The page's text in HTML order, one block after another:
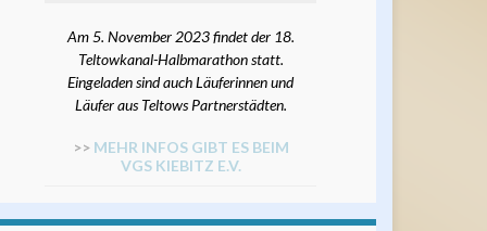
Am 5. November 2023 findet der 18.
Teltowkanal-Halbmarathon statt.
Eingeladen sind auch Läuferinnen und
Läufer aus Teltows Partnerstädten.
>> MEHR INFOS GIBT ES BEIM
VGS KIEBITZ E.V.